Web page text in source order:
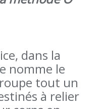
la
nomme le
tout un
à relier